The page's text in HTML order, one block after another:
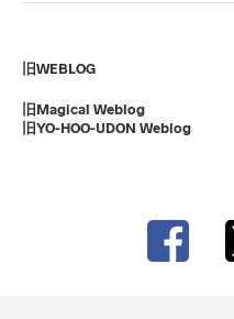
旧WEBLOG
旧Magical Weblog
旧YO-HOO-UDON Weblog